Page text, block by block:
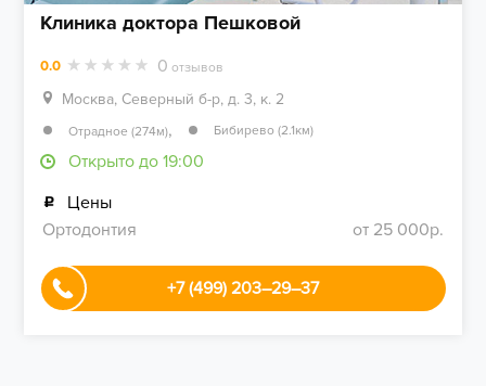
Клиника доктора Пешковой
0.0 0 отзывов
Москва, Северный б-р, д. 3, к. 2
Отрадное (274м), Бибирево (2.1км)
Открыто до 19:00
Цены
Ортодонтия
от 25 000р.
+7 (499) 203–29–37